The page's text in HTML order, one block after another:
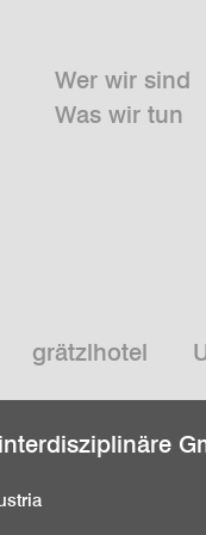
Wer wir sind
Was wir tun
grätzlhotel